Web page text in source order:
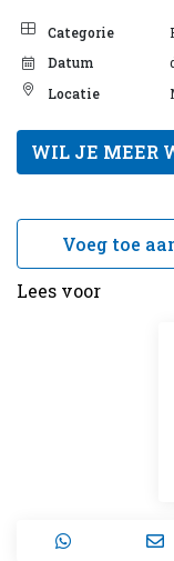
Categorie
Datum
Locatie
WIL JE MEER
Lees voor